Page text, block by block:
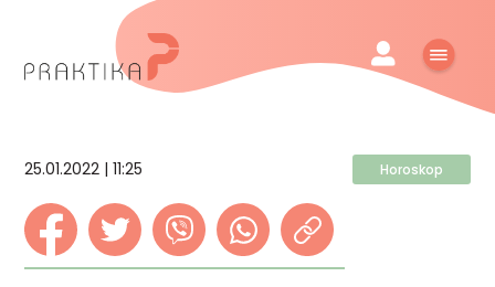
25.01.2022 | 11:25 Horoskop